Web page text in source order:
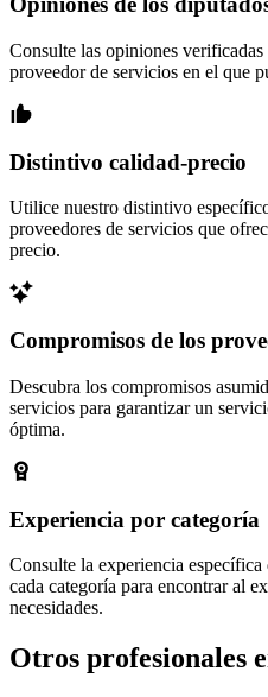
Consulte las opiniones
proveedor de servicios en el que
Distintivo calidad-precio
Utilice nuestro distintivo
proveedores de servicios que
precio.
Compromisos de los
Descubra los compromisos
servicios para garantizar un
óptima.
Experiencia por categoría
Consulte la experiencia
cada categoría para encontrar al
necesidades.
Otros profesionales